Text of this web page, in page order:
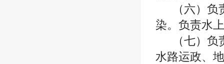
（六）
染。负责水
（七）
水路运政、